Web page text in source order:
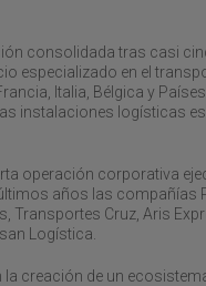
consolidada tras casi
especializado en el
Italia, Bélgica y
instalaciones logísticas
operación corporativa
años las compañías
Cruz, Aris
Logística.
la creación de un